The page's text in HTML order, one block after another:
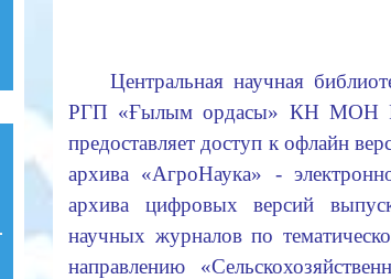
Центральная научная
РГП «Ғылым ордасы» КН МОН
предоставляет доступ к офлайн
архива «АгроНаука» -
архива цифровых версий
научных журналов по
направлению